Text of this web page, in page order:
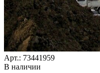
Арт.: 73441959
В наличии